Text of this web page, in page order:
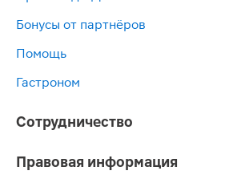
Бонусы от партнёров
Помощь
Гастроном
Сотрудничество
Правовая информация